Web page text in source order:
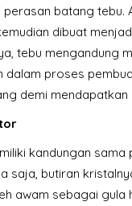
batang tebu.
dibuat
tebu mengandung
dalam proses
demi mendapatkan
kandungan sama
saja, butiran
awam sebagai gula